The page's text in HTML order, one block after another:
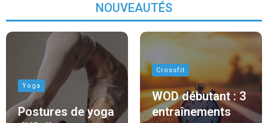
NOUVEAUTÉS
Yoga
Postures de yoga
Crossfit
WOD débutant : 3
entraînements